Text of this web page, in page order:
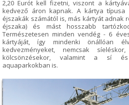
2,20 Eurót kell fizetni, viszont a
kedvező áron kapnak. A kártya
éjszakák számától is, más kártyát adnak
éjszaka) és mást hosszabb
Természetesen minden vendég - 6
kártyáját, így mindenki önállóan
kedvezményeket, nemcsak
kölcsönzésekor, valamint a sí és
aquaparkokban is.